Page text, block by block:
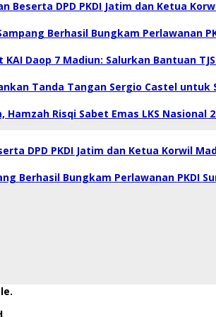
Beserta DPD PKDI Jatim dan Ketua
Berhasil Bungkam Perlawanan
KAI Daop 7 Madiun: Salurkan Bantuan
Tanda Tangan Sergio Castel untuk
Hamzah Risqi Sabet Emas LKS
DPD PKDI Jatim dan Ketua Korwil
Berhasil Bungkam Perlawanan PKDI